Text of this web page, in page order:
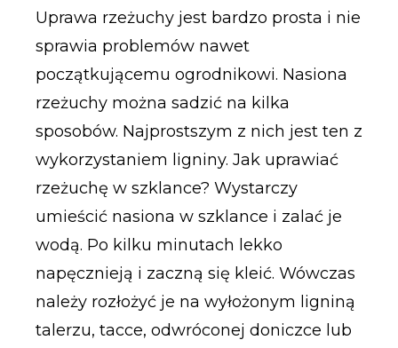
Uprawa rzeżuchy jest bardzo prosta i nie
sprawia problemów nawet
początkującemu ogrodnikowi. Nasiona
rzeżuchy można sadzić na kilka
sposobów. Najprostszym z nich jest ten z
wykorzystaniem ligniny. Jak uprawiać
rzeżuchę w szklance? Wystarczy
umieścić nasiona w szklance i zalać je
wodą. Po kilku minutach lekko
napęcznieją i zaczną się kleić. Wówczas
należy rozłożyć je na wyłożonym ligniną
talerzu, tacce, odwróconej doniczce lub